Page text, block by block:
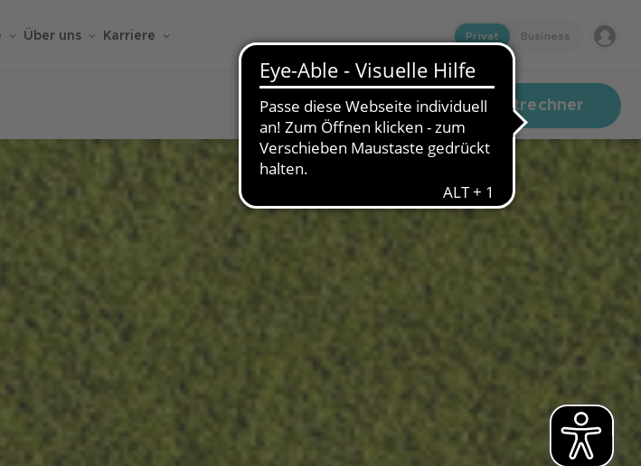
Über uns Karriere Privat Business
Zum Kreditrechner